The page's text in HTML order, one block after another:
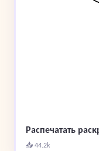
Распечатать
📥 44.2k